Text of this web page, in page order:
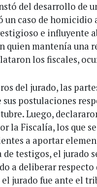
del desarrollo de
un caso de
e influyente
quien mantenía una
los fiscales,
del jurado, las
postulaciones
Luego,
la Fiscalía, los que
a aportar
de testigos, el jurado
a deliberar respecto
jurado fue ante el